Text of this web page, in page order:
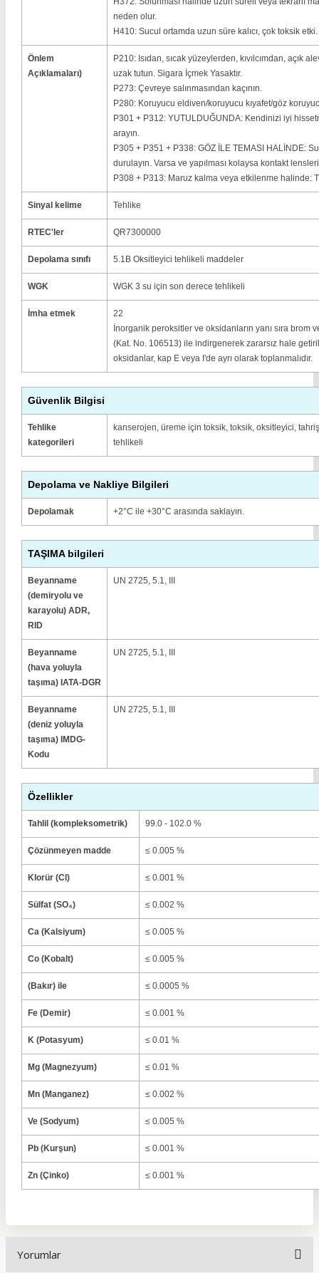
neden olur.
H410: Sucul ortamda uzun süre kalıcı, çok toksik etki.
Önlem
Açıklamaları)
P210: Isıdan, sıcak yüzeylerden, kıvılcımdan, açık
uzak tutun. Sigara İçmek Yasaktır.
P273: Çevreye salınmasından kaçının.
P280: Koruyucu eldiven/koruyucu kıyafet/göz
P301 + P312: YUTULDUĞUNDA: Kendinizi iyi
arayın.
P305 + P351 + P338: GÖZ İLE TEMASI HALİNDE:
durulayın. Varsa ve yapılması kolaysa kontakt
P308 + P313: Maruz kalma veya etkilenme halinde:
Sinyal kelime Tehlike
RTEC'ler QR7300000
Depolama sınıfı 5.1B Oksitleyici tehlikeli maddeler
WGK WGK 3 su için son derece tehlikeli
İmha etmek
22
İnorganik peroksitler ve oksidanların yanı sıra
(Kat. No. 106513) ile indirgenerek zararsız hale
oksidanlar, kap E veya I'de ayrı olarak toplanmalıdır.
Güvenlik Bilgisi
Tehlike
kategorileri
kanserojen, üreme için toksik, toksik, oksitleyici,
tehlikeli
Depolama ve Nakliye Bilgileri
Depolamak +2°C ile +30°C arasında saklayın.
TAŞIMA bilgileri
Beyanname
(demiryolu ve
karayolu) ADR,
RID
UN 2725, 5.1, III
Beyanname
(hava yoluyla
taşıma) IATA-DGR
UN 2725, 5.1, III
Beyanname
(deniz yoluyla
taşıma) IMDG-
Kodu
UN 2725, 5.1, III
Özellikler
Tahlil (kompleksometrik) 99.0 - 102.0 %
Çözünmeyen madde ≤ 0.005 %
Klorür (Cl) ≤ 0.001 %
Sülfat (SO₄) ≤ 0.002 %
Ca (Kalsiyum) ≤ 0.005 %
Co (Kobalt) ≤ 0.005 %
(Bakır) ile ≤ 0.0005 %
Fe (Demir) ≤ 0.001 %
K (Potasyum) ≤ 0.01 %
Mg (Magnezyum) ≤ 0.01 %
Mn (Manganez) ≤ 0.002 %
Ve (Sodyum) ≤ 0.005 %
Pb (Kurşun) ≤ 0.001 %
Zn (Çinko) ≤ 0.001 %
Yorumlar